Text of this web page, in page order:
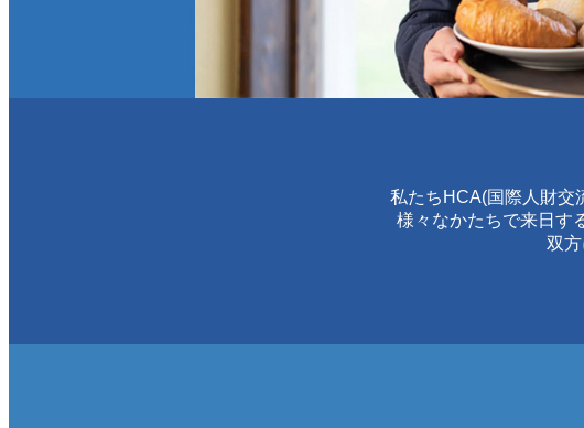
私たちHCA(国際人財交
様々なかたちで来日す
双